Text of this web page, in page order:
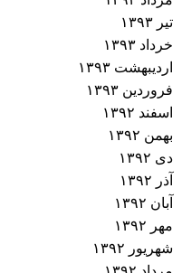
تیر ۱۳۹۳
خرداد ۱۳۹۳
اردیبهشت ۱۳۹۳
فروردین ۱۳۹۳
اسفند ۱۳۹۲
بهمن ۱۳۹۲
دی ۱۳۹۲
آذر ۱۳۹۲
آبان ۱۳۹۲
مهر ۱۳۹۲
شهریور ۱۳۹۲